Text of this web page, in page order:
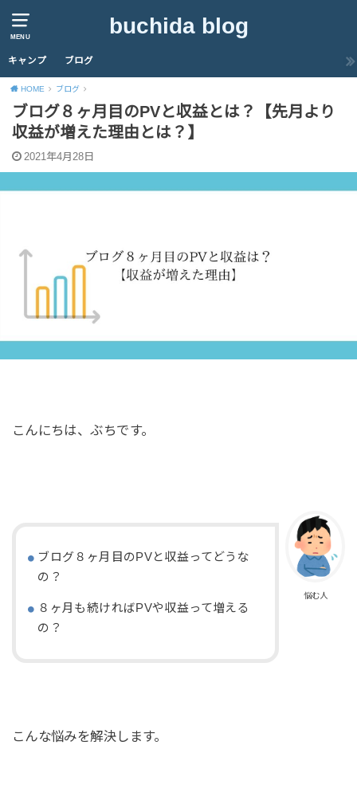
MENU buchida blog
キャンプ ブログ
HOME ブログ
ブログ８ヶ月目のPVと収益とは？【先月より
収益が増えた理由とは？】
2021年4月28日
こんにちは、ぶちです。
悩む人
ブログ８ヶ月目のPVと収益ってどうな
の？
８ヶ月も続ければPVや収益って増える
の？
こんな悩みを解決します。